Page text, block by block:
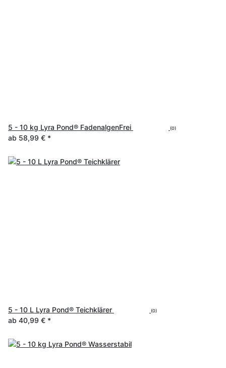
5 - 10 kg Lyra Pond® FadenalgenFrei (0)
ab 58,99 € *
5 - 10 L Lyra Pond® Teichklärer (0)
ab 40,99 € *